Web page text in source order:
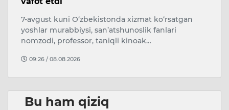
7-avgust kuni O‘zbekistonda xizmat ko‘rsatgan
yoshlar murabbiysi, san’atshunoslik fanlari
nomzodi, professor, taniqli kinoak…
09:26 / 08.08.2026
Bu ham qiziq